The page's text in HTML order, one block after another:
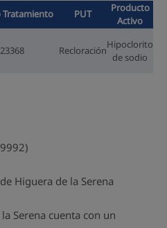
Tratamiento PUT
Producto
Activo
23368 RecloraciónHipoclorito
de sodio
Higuera de la Serena
Serena cuenta con un